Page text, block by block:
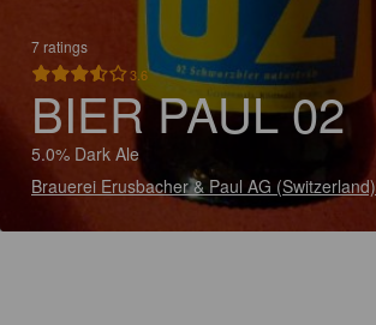
7 ratings
3.6
BIER PAUL 02
5.0% Dark Ale
Brauerei Erusbacher & Paul AG (Switzerland)